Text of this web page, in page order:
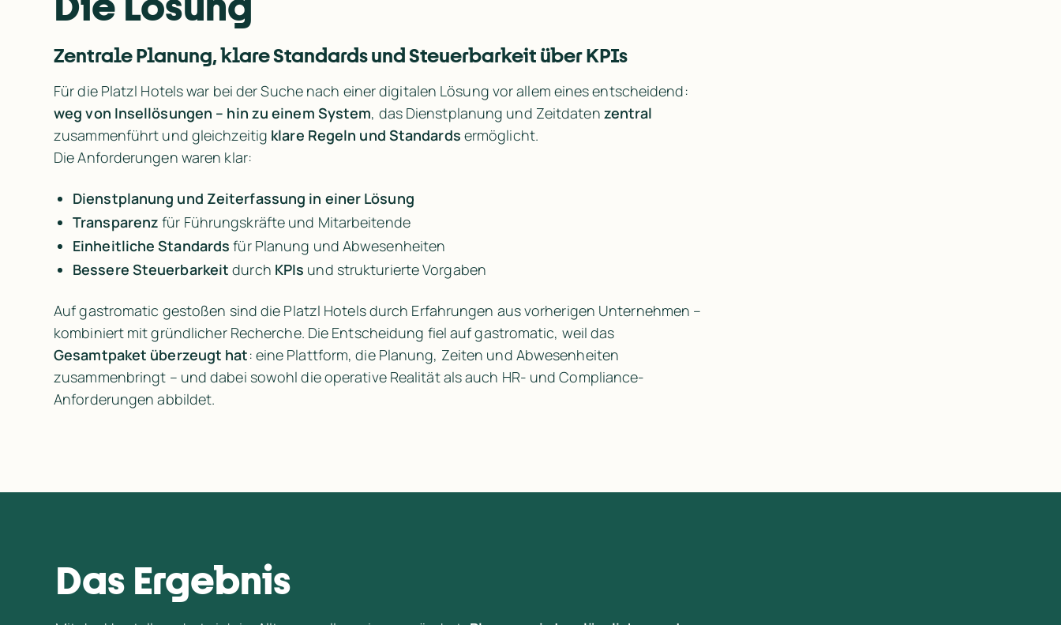
Zentrale Planung, klare Standards und Steuerbarkeit über KPIs
weg von Insellösungen – hin zu einem System, das Dienstplanung und Zeitdaten zentral
zusammenführt und gleichzeitig klare Regeln und Standards ermöglicht.
Die Anforderungen waren klar:
Dienstplanung und Zeiterfassung in einer Lösung
Transparenz für Führungskräfte und Mitarbeitende
Einheitliche Standards für Planung und Abwesenheiten
Bessere Steuerbarkeit durch KPIs und strukturierte Vorgaben
Auf gastromatic gestoßen sind die Platzl Hotels durch Erfahrungen aus vorherigen Unternehmen –
Gesamtpaket überzeugt hat: eine Plattform, die Planung, Zeiten und Abwesenheiten
zusammenbringt – und dabei sowohl die operative Realität als auch HR- und Compliance-
Anforderungen abbildet.
Das Ergebnis